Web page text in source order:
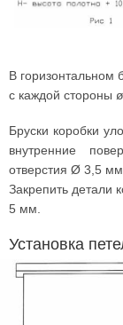
В горизонтальном
с каждой стороны
Бруски коробки
внутренние
отверстия Ø 3,5
Закрепить детали
5 мм.
Установка